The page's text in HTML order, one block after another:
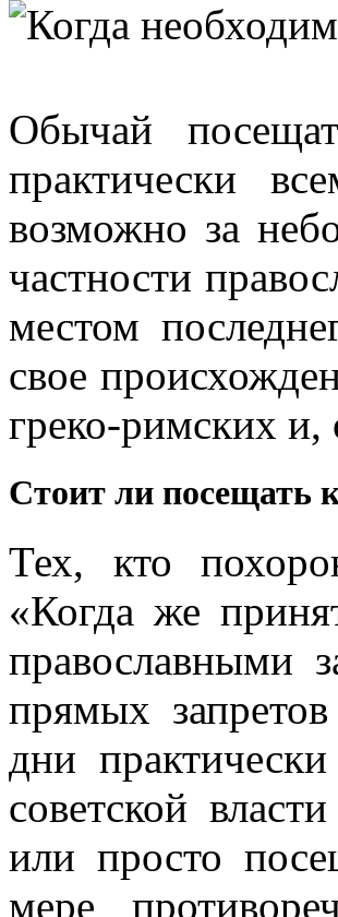
Обычай
практически
возможно за
частности
местом
свое
греко-римских и,
Стоит ли посещать
Тех, кто
«Когда же
православными
прямых
дни
советской
или просто
мере